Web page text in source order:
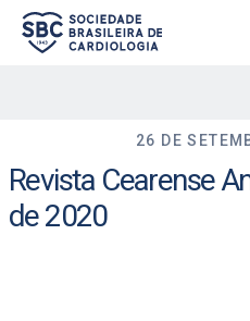
26 DE
Revista Cearense
de 2020